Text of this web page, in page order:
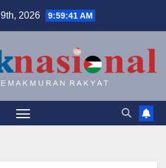
2026 9:59:42 AM